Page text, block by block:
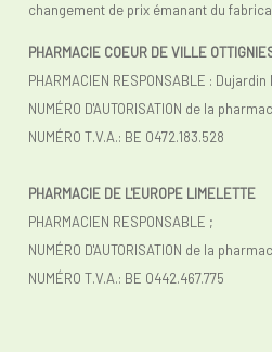
changement de prix émanant du
PHARMACIE COEUR DE VILLE
PHARMACIEN RESPONSABLE :
NUMÉRO D'AUTORISATION de la
NUMÉRO T.V.A.: BE 0472.183.528
PHARMACIE DE L'EUROPE LIMELETTE
PHARMACIEN RESPONSABLE ;
NUMÉRO D'AUTORISATION de la
NUMÉRO T.V.A.: BE 0442.467.775